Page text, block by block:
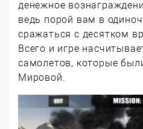
денежное
ведь порой вам в
сражаться с десятком
Всего и игре
самолетов, которые
Мировой.